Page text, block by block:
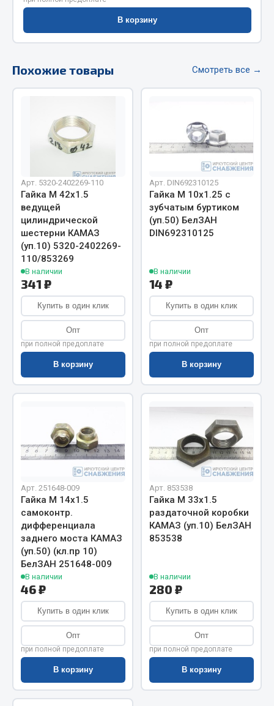
Весь раздел
Цепи подъёмные
РТИ
Кольца уплотнительные
Манжеты
Патрубки
Прокладки
Рукава высокого давления
Показать ещё
Весь раздел
Автомобильная электрика
Автолампы
Блоки реле и предохранителей
Выключатели и переключатели клавишные
Выключатели кнопочные
Выключатель массы
Весь раздел
Запчасти на полуприцепы
Амортизаторы для полуприцепов
Весь раздел
Запчасти КамАЗ
Двигатель
В корзину
Похожие товары Смотреть все →
Арт. 5320-2402269-110
Гайка М 42х1.5
ведущей
цилиндрической
шестерни КАМАЗ
(уп.10) 5320-2402269-
110/853269
В наличии
341 ₽
Купить в один клик
Опт
при полной предоплате
В корзину
Арт. DIN692310125
Гайка М 10х1.25 с
зубчатым буртиком
(уп.50) БелЗАН
DIN692310125
В наличии
14 ₽
Купить в один клик
Опт
при полной предоплате
В корзину
Арт. 251648-009
Гайка М 14х1.5
самоконтр.
дифференциала
заднего моста КАМАЗ
(уп.50) (кл.пр 10)
БелЗАН 251648-009
В наличии
46 ₽
Купить в один клик
Опт
при полной предоплате
В корзину
Арт. 853538
Гайка М 33х1.5
раздаточной коробки
КАМАЗ (уп.10) БелЗАН
853538
В наличии
280 ₽
Купить в один клик
Опт
при полной предоплате
В корзину